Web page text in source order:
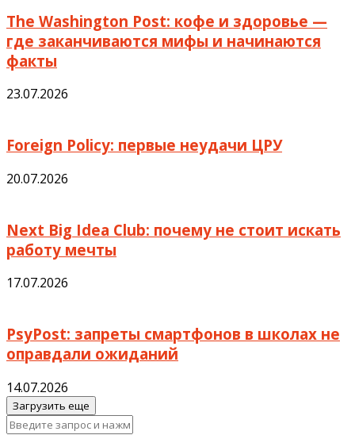
The Washington Post: кофе и здоровье —
где заканчиваются мифы и начинаются
факты
23.07.2026
Foreign Policy: первые неудачи ЦРУ
20.07.2026
Next Big Idea Club: почему не стоит искать
работу мечты
17.07.2026
PsyPost: запреты смартфонов в школах не
оправдали ожиданий
14.07.2026
Загрузить еще